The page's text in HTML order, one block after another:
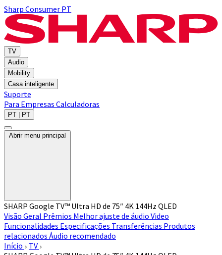
Sharp Consumer PT
TV
Audio
Mobility
Casa inteligente
Suporte
Para Empresas Calculadoras
PT | PT
Abrir menu principal
SHARP Google TV™ Ultra HD de 75″ 4K 144Hz QLED
Visão Geral Prêmios Melhor ajuste de áudio Video
Funcionalidades Especificações Transferências Produtos
relacionados Áudio recomendado
Início
TV